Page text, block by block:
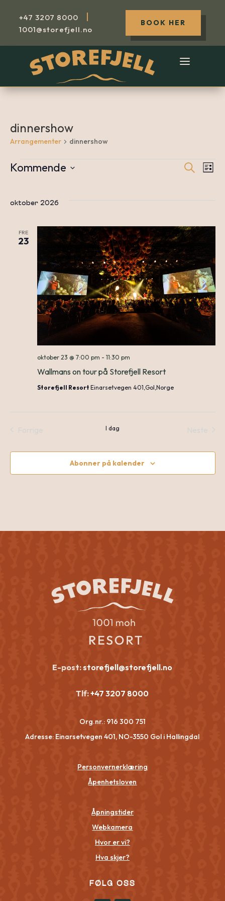
+47 3207 8000 |
1001@storefjell.no
BOOK HER
dinnershow
Arrangementer dinnershow
Arrangementer
Søk Liste
Kommende
oktober 2026
FRE
23
Wallmans on tour på Storefjell Resort
oktober 23 @ 7:00 pm - 11:30 pm
Storefjell Resort Einarsetvegen 401,Gol,Norge
I dag
Abonner på kalender
E-post:storefjell@storefjell.no
Tlf:+47 3207 8000
Org.nr.: 916 300 751
Adresse: Einarsetvegen 401, NO-3550 Gol i Hallingdal
Personvernerklæring
Åpenhetsloven
Åpningstider
Webkamera
Hvor er vi?
Hva skjer?
FØLG OSS